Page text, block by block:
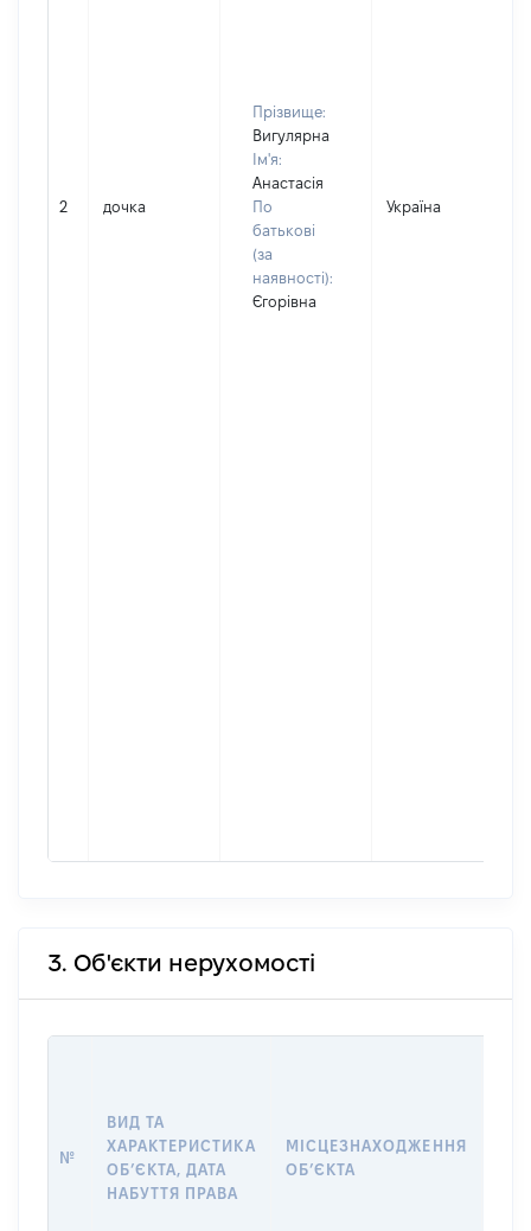
2 дочка
Прізвище:
Вигулярна
Ім'я:
Анастасія
По
батькові
(за
наявності):
Єгорівна
Україна
3. Об'єкти нерухомості
№
ВИД ТА
ХАРАКТЕРИСТИКА
ОБʼЄКТА, ДАТА
НАБУТТЯ ПРАВА
МІСЦЕЗНАХОДЖЕННЯ
ОБʼЄКТА